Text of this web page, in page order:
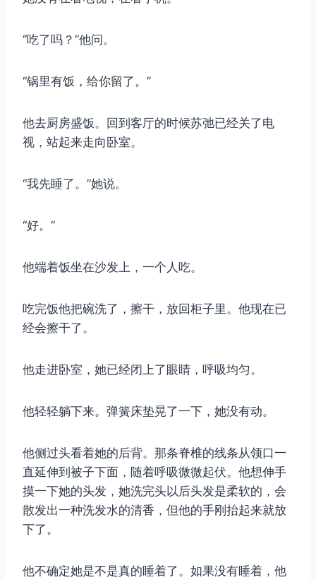
“吃了吗？”他问。
“锅里有饭，给你留了。”
他去厨房盛饭。回到客厅的时候苏弛已经关了电
视，站起来走向卧室。
“我先睡了。”她说。
“好。”
他端着饭坐在沙发上，一个人吃。
吃完饭他把碗洗了，擦干，放回柜子里。他现在已
经会擦干了。
他走进卧室，她已经闭上了眼睛，呼吸均匀。
他轻轻躺下来。弹簧床垫晃了一下，她没有动。
他侧过头看着她的后背。那条脊椎的线条从领口一
直延伸到被子下面，随着呼吸微微起伏。他想伸手
摸一下她的头发，她洗完头以后头发是柔软的，会
散发出一种洗发水的清香，但他的手刚抬起来就放
下了。
他不确定她是不是真的睡着了。如果没有睡着，他